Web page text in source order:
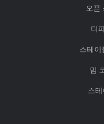
오픈
디
스테이
밈
스